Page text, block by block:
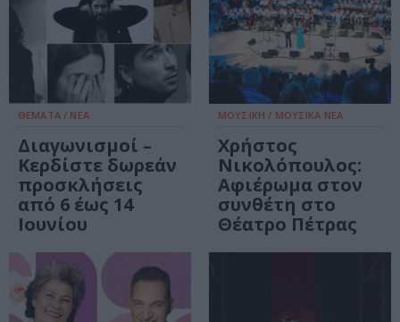
ΘΕΜΑΤΑ / ΝΕΑ
Διαγωνισμοί –
Κερδίστε δωρεάν
προσκλήσεις
από 6 έως 14
Ιουνίου
ΜΟΥΣΙΚΗ / ΜΟΥΣΙΚΑ ΝΕΑ
Χρήστος
Νικολόπουλος:
Αφιέρωμα στον
συνθέτη στο
Θέατρο Πέτρας